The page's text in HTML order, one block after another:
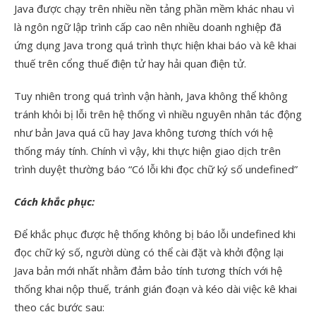
Java được chạy trên nhiều nền tảng phần mềm khác nhau vì
là ngôn ngữ lập trình cấp cao nên nhiều doanh nghiệp đã
ứng dụng Java trong quá trình thực hiện khai báo và kê khai
thuế trên cổng thuế điện tử hay hải quan điện tử.
Tuy nhiên trong quá trình vận hành, Java không thể không
tránh khỏi bị lỗi trên hệ thống vì nhiều nguyên nhân tác động
như bản Java quá cũ hay Java không tương thích với hệ
thống máy tính. Chính vì vậy, khi thực hiện giao dịch trên
trình duyệt thường báo “Có lỗi khi đọc chữ ký số undefined”
Cách khắc phục:
Để khắc phục được hệ thống không bị báo lỗi undefined khi
đọc chữ ký số, người dùng có thể cài đặt và khởi động lại
Java bản mới nhất nhằm đảm bảo tính tương thích với hệ
thống khai nộp thuế, tránh gián đoạn và kéo dài việc kê khai
theo các bước sau: